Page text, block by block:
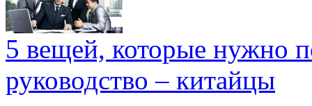
5 вещей, которые нужно
руководство – китайцы